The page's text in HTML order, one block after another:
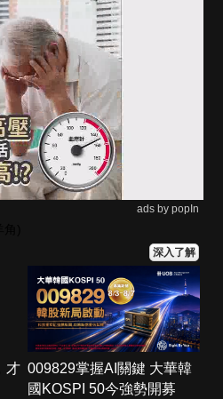
ads by popIn
深入了解
才 009829掌握AI關鍵 大華韓
國KOSPI 50今強勢開募